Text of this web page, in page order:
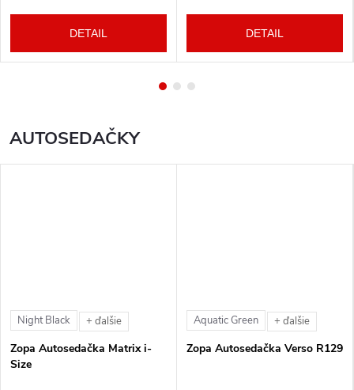
DETAIL DETAIL
AUTOSEDAČKY
Night Black + ďalšie
Zopa Autosedačka Matrix i-
Size
Aquatic Green + ďalšie
Zopa Autosedačka Verso R129